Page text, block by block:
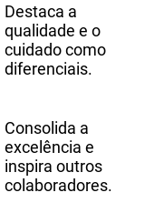
Destaca a
qualidade e o
cuidado como
diferenciais.
Consolida a
excelência e
inspira outros
colaboradores.